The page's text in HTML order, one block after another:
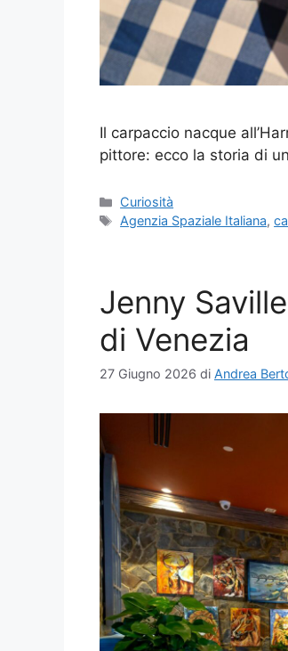
Il carpaccio nacque
pittore: ecco la storia di
Categorie
Curiosità
Tag
Agenzia Spaziale Italiana,
Jenny
di Venezia
27 Giugno 2026 di Andrea